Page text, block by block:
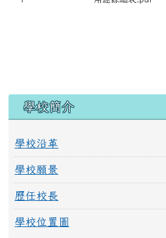
左邊區域內容
學校簡介
學校沿革
學校願景
歷任校長
學校位置圖